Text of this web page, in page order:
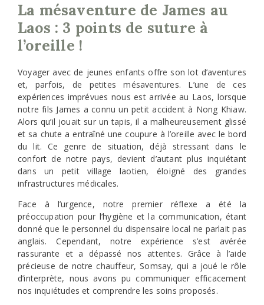
La mésaventure de James au
Laos : 3 points de suture à
l’oreille !
Voyager avec de jeunes enfants offre son lot d’aventures
et, parfois, de petites mésaventures. L’une de ces
expériences imprévues nous est arrivée au Laos, lorsque
notre fils James a connu un petit accident à Nong Khiaw.
Alors qu’il jouait sur un tapis, il a malheureusement glissé
et sa chute a entraîné une coupure à l’oreille avec le bord
du lit. Ce genre de situation, déjà stressant dans le
confort de notre pays, devient d’autant plus inquiétant
dans un petit village laotien, éloigné des grandes
infrastructures médicales.
Face à l’urgence, notre premier réflexe a été la
préoccupation pour l’hygiène et la communication, étant
donné que le personnel du dispensaire local ne parlait pas
anglais. Cependant, notre expérience s’est avérée
rassurante et a dépassé nos attentes. Grâce à l’aide
précieuse de notre chauffeur, Somsay, qui a joué le rôle
d’interprète, nous avons pu communiquer efficacement
nos inquiétudes et comprendre les soins proposés.